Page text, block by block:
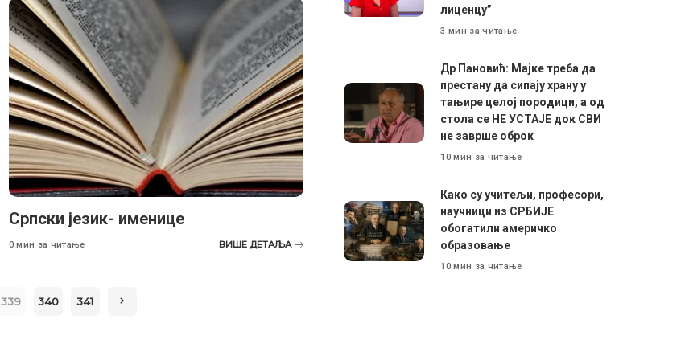
Српски језик- именице
0 мин за читање ВИШЕ ДЕТАЉА
339 340 341
лиценцу”
3 мин за читање
Др Пановић: Мајке треба да
престану да сипају храну у
тањире целој породици, а од
стола се НЕ УСТАЈЕ док СВИ
не заврше оброк
10 мин за читање
Како су учитељи, професори,
научници из СРБИЈЕ
обогатили америчко
образовање
10 мин за читање